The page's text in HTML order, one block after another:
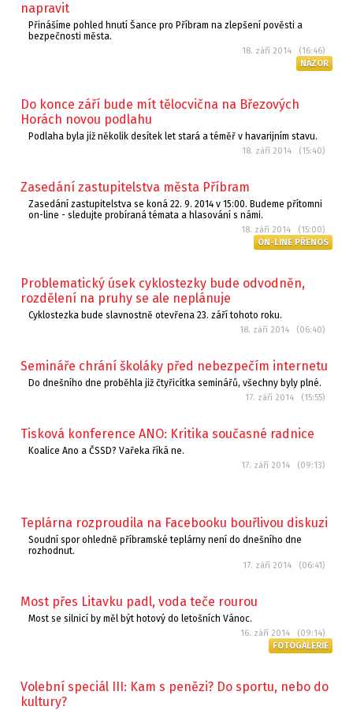
napravit
Přinášíme pohled hnutí Šance pro Příbram na zlepšení pověsti a
bezpečnosti města.
18. září 2014 (16:46)
NÁZOR
Do konce září bude mít tělocvična na Březových
Horách novou podlahu
Podlaha byla již několik desítek let stará a téměř v havarijním stavu.
18. září 2014 (15:40)
Zasedání zastupitelstva města Příbram
Zasedání zastupitelstva se koná 22. 9. 2014 v 15:00. Budeme přítomni
on-line - sledujte probíraná témata a hlasování s námi.
18. září 2014 (15:00)
ON-LINE PŘENOS
Problematický úsek cyklostezky bude odvodněn,
rozdělení na pruhy se ale neplánuje
Cyklostezka bude slavnostně otevřena 23. září tohoto roku.
18. září 2014 (06:40)
Semináře chrání školáky před nebezpečím internetu
Do dnešního dne proběhla již čtyřicítka seminářů, všechny byly plné.
17. září 2014 (15:55)
Tisková konference ANO: Kritika současné radnice
Koalice Ano a ČSSD? Vařeka říká ne.
17. září 2014 (09:13)
Teplárna rozproudila na Facebooku bouřlivou diskuzi
Soudní spor ohledně příbramské teplárny není do dnešního dne
rozhodnut.
17. září 2014 (06:41)
Most přes Litavku padl, voda teče rourou
Most se silnicí by měl být hotový do letošních Vánoc.
16. září 2014 (09:14)
FOTOGALERIE
Volební speciál III: Kam s penězi? Do sportu, nebo do
kultury?